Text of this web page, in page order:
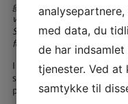
give udtryk for både de
vise hinanden at, man ikke
Sigrid Abrahamsen leder
februar 2021)
I løbet af februar deltog en
se resultatet af
på
med data, du
de har
tjenester. Ved at
samtykke til